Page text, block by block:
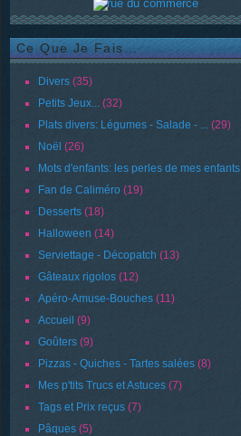
Ce Que Je Fais...
Divers (35)
Petits Jeux... (32)
Plats divers: Légumes - Salade - ... (29)
Noël (26)
Mots d'enfants: les perles de mes enfants
Fan de Caliméro (19)
Desserts (18)
Halloween (14)
Serviettage - Décopatch (13)
Gâteaux rigolos (12)
Apéro-Amuse-Bouches (11)
Accueil (9)
Goûters (9)
Pizzas - Quiches - Tartes salées (8)
Mes p'tits Trucs et Astuces (7)
Tags et Prix reçus (7)
Pâques (5)